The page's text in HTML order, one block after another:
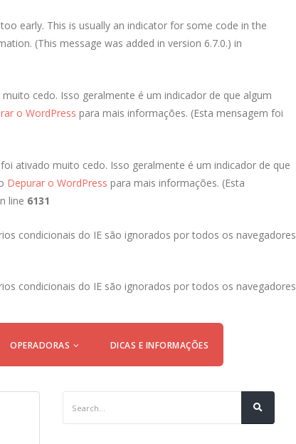
early. This is usually an indicator for some code in the
(This message was added in version 6.7.0.) in
cedo. Isso geralmente é um indicador de que algum
o WordPress para mais informações. (Esta mensagem foi
foi ativado muito cedo. Isso geralmente é um indicador de que
Depurar o WordPress para mais informações. (Esta
line 6131
condicionais do IE são ignorados por todos os navegadores
condicionais do IE são ignorados por todos os navegadores
OPERADORAS DICAS E INFORMAÇÕES